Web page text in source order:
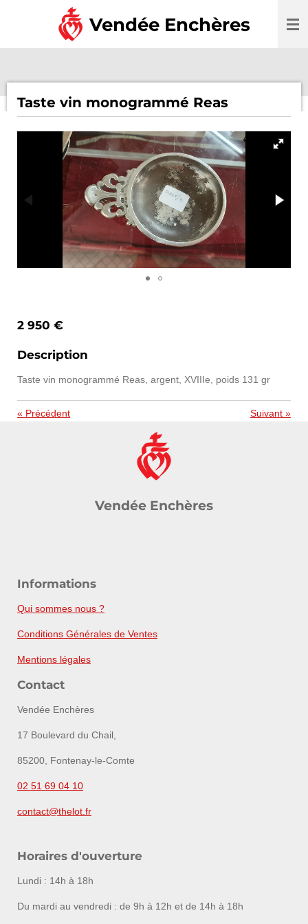
Vendée Enchères
Taste vin monogrammé Reas
2 950 €
Description
Taste vin monogrammé Reas, argent, XVIIIe, poids 131 gr
« Précédent Suivant »
Vendée Enchères
Informations
Qui sommes nous ?
Conditions Générales de Ventes
Mentions légales
Contact
Vendée Enchères
17 Boulevard du Chail,
85200, Fontenay-le-Comte
02 51 69 04 10
contact@thelot.fr
Horaires d'ouverture
Lundi : 14h à 18h
Du mardi au vendredi : de 9h à 12h et de 14h à 18h